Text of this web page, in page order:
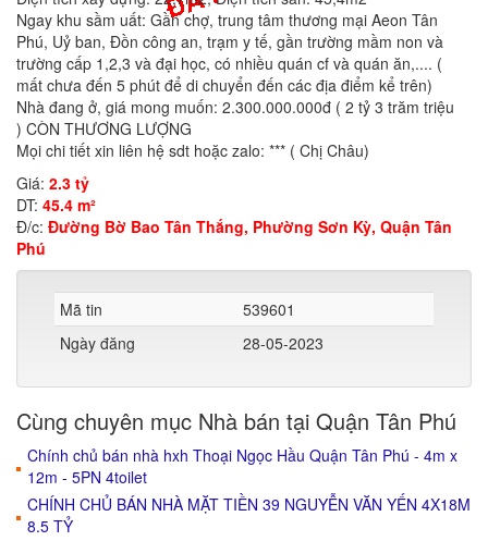
Ngay khu sầm uất: Gần chợ, trung tâm thương mại Aeon Tân
Phú, Uỷ ban, Đồn công an, trạm y tế, gần trường mầm non và
trường cấp 1,2,3 và đại học, có nhiều quán cf và quán ăn,.... (
mất chưa đến 5 phút để di chuyển đến các địa điểm kể trên)
Nhà đang ở, giá mong muốn: 2.300.000.000đ ( 2 tỷ 3 trăm triệu
) CÒN THƯƠNG LƯỢNG
Mọi chi tiết xin liên hệ sdt hoặc zalo: *** ( Chị Châu)
Giá: 2.3 tỷ
DT: 45.4 m²
Đ/c: Đường Bờ Bao Tân Thắng, Phường Sơn Kỳ, Quận Tân
Phú
Mã tin
539601
Ngày đăng
28-05-2023
Cùng chuyên mục Nhà bán tại Quận Tân Phú
Chính chủ bán nhà hxh Thoại Ngọc Hầu Quận Tân Phú - 4m x
12m - 5PN 4toilet
CHÍNH CHỦ BÁN NHÀ MẶT TIỀN 39 NGUYỄN VĂN YẾN 4X18M
8.5 TỶ